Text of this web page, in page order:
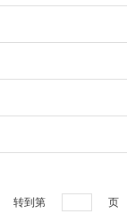
转到第 页